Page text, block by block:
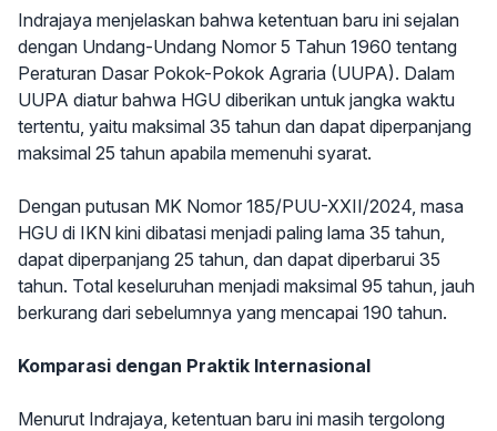
Indrajaya menjelaskan bahwa ketentuan baru ini sejalan
dengan Undang-Undang Nomor 5 Tahun 1960 tentang
Peraturan Dasar Pokok-Pokok Agraria (UUPA). Dalam
UUPA diatur bahwa HGU diberikan untuk jangka waktu
tertentu, yaitu maksimal 35 tahun dan dapat diperpanjang
maksimal 25 tahun apabila memenuhi syarat.
Dengan putusan MK Nomor 185/PUU-XXII/2024, masa
HGU di IKN kini dibatasi menjadi paling lama 35 tahun,
dapat diperpanjang 25 tahun, dan dapat diperbarui 35
tahun. Total keseluruhan menjadi maksimal 95 tahun, jauh
berkurang dari sebelumnya yang mencapai 190 tahun.
Komparasi dengan Praktik Internasional
Menurut Indrajaya, ketentuan baru ini masih tergolong